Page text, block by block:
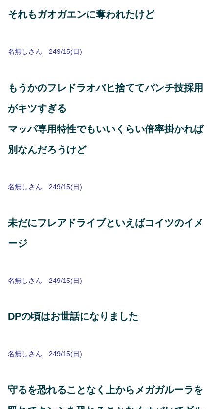
それもガオガエンに奪われたけど
名無しさん 249/15(日)
もうかのフレドラオバヒ捨ててパンチ技採用
がキツすぎる
マッパ専用特性でもいいくらい倍率掛かれば
別なんだろうけど
名無しさん 249/15(日)
未だにフレアドライブといえばコイツのイメ
ージ
名無しさん 249/15(日)
DPの頃はお世話になりました
名無しさん 249/15(日)
守るを恐れることなく上からメガガルーラを